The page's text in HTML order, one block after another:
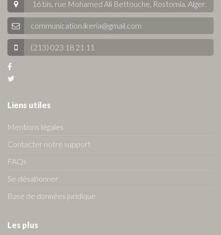
16 bis, rue Mohamed Ali Bettouche, Rostomia. Alger.
communication.lkeria@gmail.com
(213) 023 18 21 11
Liens utiles
Mentions légales
Contacter notre support
FAQs
Se désabonner
Base de données juridique
Les plus